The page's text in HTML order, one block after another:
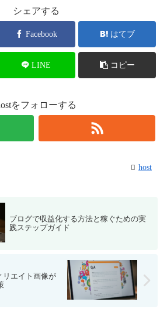
シェアする
Facebook はてブ
LINE コピー
をフォローする
host
ブログで収益化する方法と稼ぐための実
践ステップガイド
リエイト画像が